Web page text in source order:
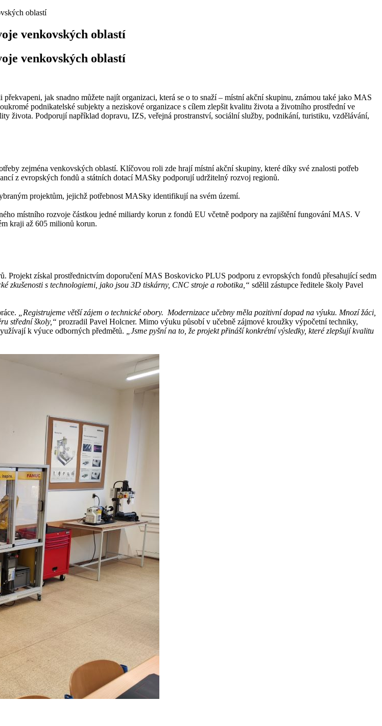
oblastí
venkovských oblastí
venkovských oblastí
jak snadno můžete najít organizaci, která se o to snaží – místní akční skupinu, známou také jako MAS
podnikatelské subjekty a neziskové organizace s cílem zlepšit kvalitu života a životního prostřední ve
života. Podporují například dopravu, IZS, veřejná prostranství, sociální služby, podnikání, turistiku, vzdělávání,
zejména venkovských oblastí. Klíčovou roli zde hrají místní akční skupiny, které díky své znalosti potřeb
z evropských fondů a státních dotací MASky podporují udržitelný rozvoj regionů.
projektům, jejichž potřebnost MASky identifikují na svém území.
místního rozvoje částkou jedné miliardy korun z fondů EU včetně podpory na zajištění fungování MAS. V
kraji až 605 milionů korun.
Projekt získal prostřednictvím doporučení MAS Boskovicko PLUS podporu z evropských fondů přesahující sedm
zkušenosti s technologiemi, jako jsou 3D tiskárny, CNC stroje a robotika,“ sdělil zástupce ředitele školy Pavel
„Registrujeme větší zájem o technické obory. Modernizace učebny měla pozitivní dopad na výuku. Mnozí žáci,
střední školy,“ prozradil Pavel Holcner. Mimo výuku působí v učebně zájmové kroužky výpočetní techniky,
k výuce odborných předmětů.
„Jsme pyšní na to, že projekt přináší konkrétní výsledky, které zlepšují kvalitu